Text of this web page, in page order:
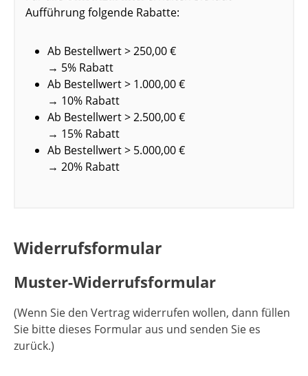
Aufführung folgende Rabatte:
Ab Bestellwert > 250,00 €
→ 5% Rabatt
Ab Bestellwert > 1.000,00 €
→ 10% Rabatt
Ab Bestellwert > 2.500,00 €
→ 15% Rabatt
Ab Bestellwert > 5.000,00 €
→ 20% Rabatt
Widerrufsformular
Muster-Widerrufsformular
(Wenn Sie den Vertrag widerrufen wollen, dann füllen
Sie bitte dieses Formular aus und senden Sie es
zurück.)